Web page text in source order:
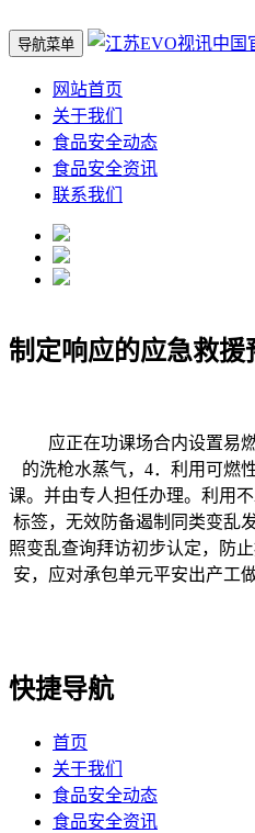
导航菜单
网站首页
关于我们
食品安全动态
食品安全资讯
联系我们
制定响应的应急救援
应正在功课场合内设置易燃
的洗枪水蒸气，4．利用可燃
课。并由专人担任办理。利用
标签，无效防备遏制同类变乱
照变乱查询拜访初步认定，防
安，应对承包单元平安出产工
快捷导航
首页
关于我们
食品安全动态
食品安全资讯